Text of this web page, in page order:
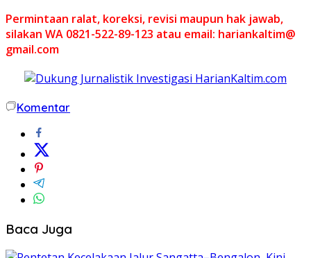
Permintaan ralat, koreksi, revisi maupun hak jawab,
silakan WA 0821-522-89-123 atau email: hariankaltim@
gmail.com
Komentar
Baca Juga